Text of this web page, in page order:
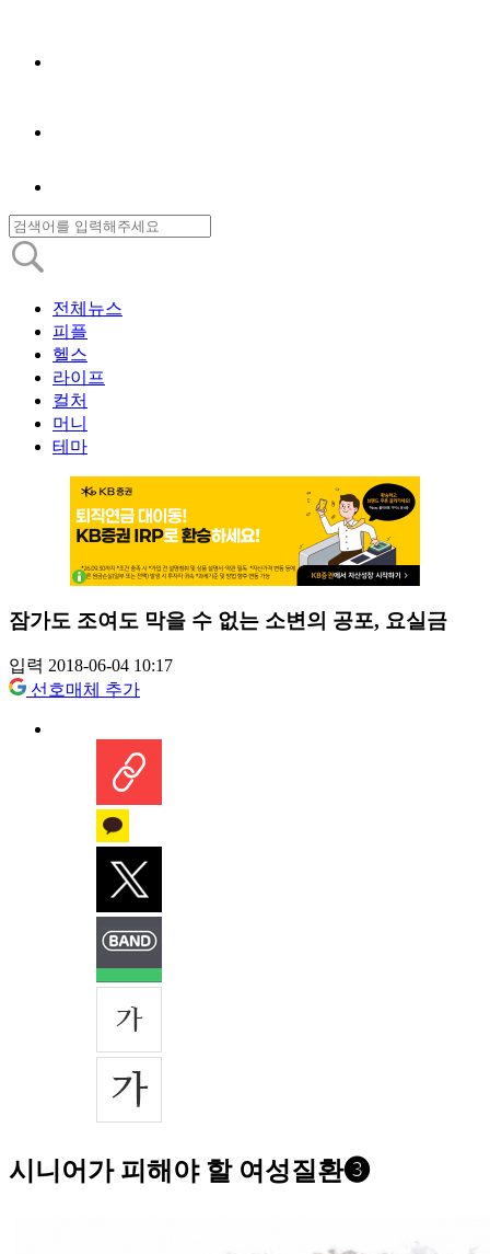
전체뉴스
피플
헬스
라이프
컬처
머니
테마
잠가도 조여도 막을 수 없는 소변의 공포, 요실금
입력 2018-06-04 10:17
선호매체 추가
시니어가 피해야 할 여성질환❸